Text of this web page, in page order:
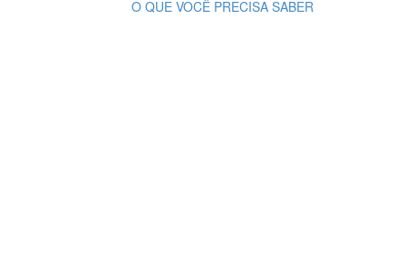
O QUE VOCÊ PRECISA SABER